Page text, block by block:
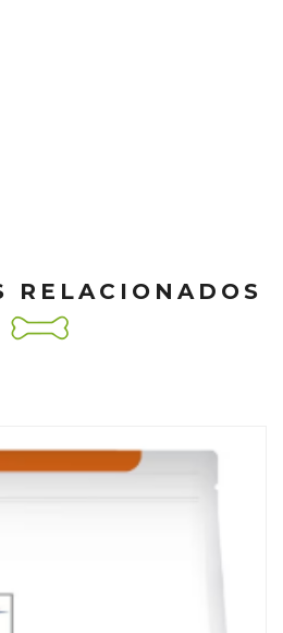
RELACIONADOS